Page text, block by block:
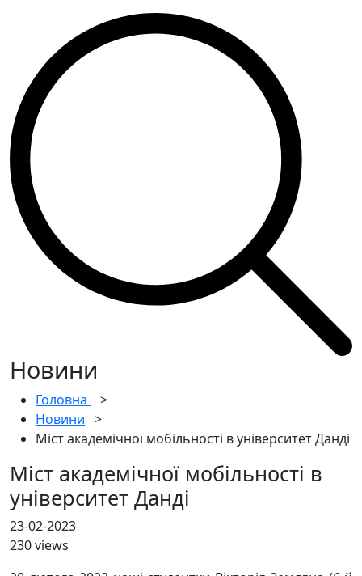
Новини
Головна
>
Новини >
Міст академічної мобільності в університет Данді
Міст академічної мобільності в
університет Данді
23-02-2023
230 views